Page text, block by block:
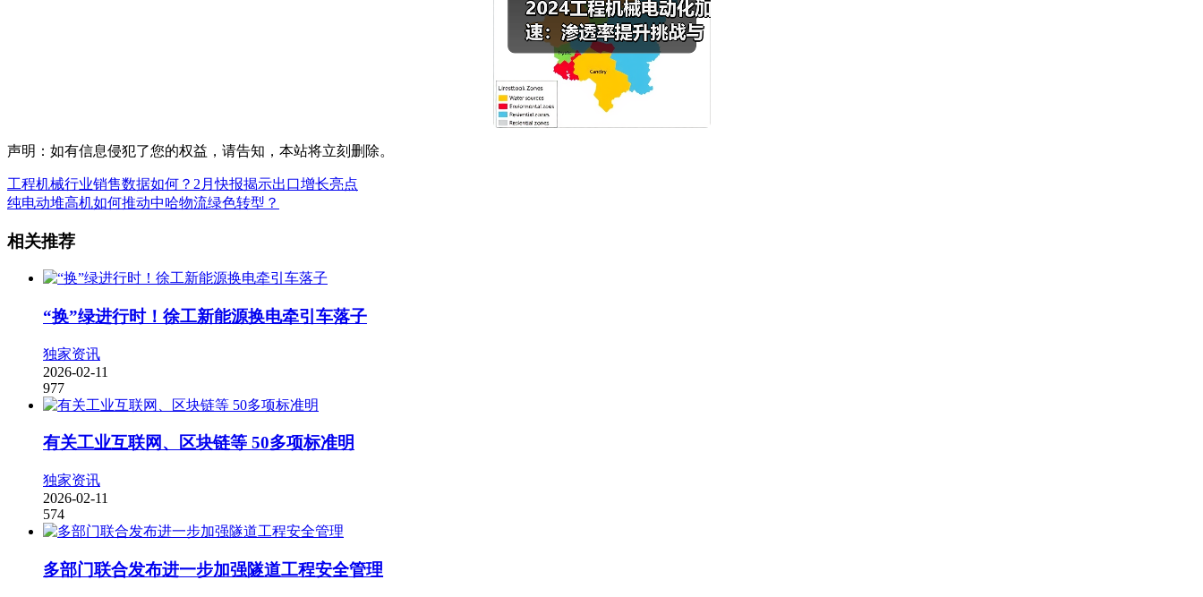
声明：如有信息侵犯了您的权益，请告知，本站将立刻删除。
工程机械行业销售数据如何？2月快报揭示出口增长亮点
纯电动堆高机如何推动中哈物流绿色转型？
相关推荐
“换”绿进行时！徐工新能源换电牵引车落子
独家资讯
2026-02-11
977
有关工业互联网、区块链等 50多项标准明
独家资讯
2026-02-11
574
多部门联合发布进一步加强隧道工程安全管理